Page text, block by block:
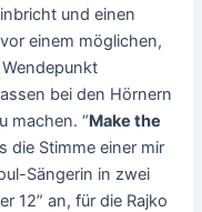
und einen
einem möglichen,
bei den Hörnern
machen. “Make the
die Stimme einer mir
Sängerin in zwei
12” an, für die Rajko